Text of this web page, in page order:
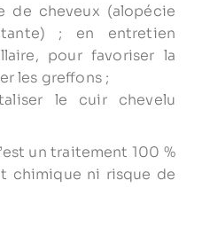
de cheveux (alopécie
; en entretien
pour favoriser la
les greffons ;
le cuir chevelu
un traitement 100 %
chimique ni risque de